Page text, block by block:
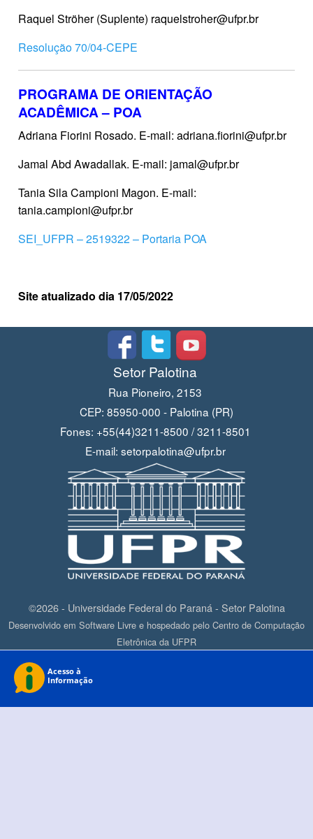
Raquel Ströher (Suplente) raquelstroher@ufpr.br
Resolução 70/04-CEPE
PROGRAMA DE ORIENTAÇÃO
ACADÊMICA – POA
Adriana Fiorini Rosado. E-mail: adriana.fiorini@ufpr.br
Jamal Abd Awadallak. E-mail: jamal@ufpr.br
Tania Sila Campioni Magon. E-mail:
tania.campioni@ufpr.br
SEI_UFPR – 2519322 – Portaria POA
Site atualizado dia 17/05/2022
Setor Palotina
Rua Pioneiro, 2153
CEP: 85950-000 - Palotina (PR)
Fones: +55(44)3211-8500 / 3211-8501
E-mail: setorpalotina@ufpr.br
©2026 - Universidade Federal do Paraná - Setor Palotina
Desenvolvido em Software Livre e hospedado pelo Centro de Computação
Eletrônica da UFPR